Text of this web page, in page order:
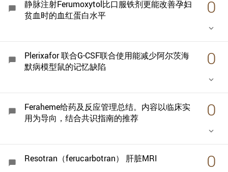
chat_bubble
静脉注射Ferumoxytol比口服铁剂更能改善孕妇
贫血时的血红蛋白水平
0
keyboard_arrow_down
chat_bubble
Plerixafor 联合G-CSF联合使用能减少阿尔茨海
默病模型鼠的记忆缺陷
0
keyboard_arrow_down
chat_bubble
Feraheme给药及反应管理总结。内容以临床实
用为导向，结合共识指南的推荐
0
keyboard_arrow_down
chat_bubble Resotran（ferucarbotran） 肝脏MRI 0